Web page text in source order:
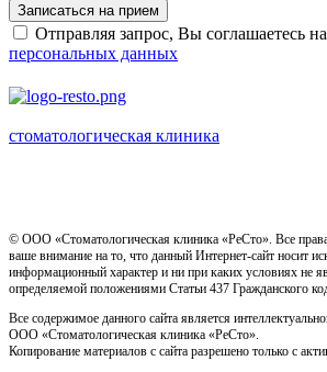
Записаться на прием
Отправляя запрос, Вы соглашаетесь на
персональных данных
стоматологическая клиника
© ООО «Стоматологическая клиника «РеСто». Все
ваше внимание на то, что данный Интернет-сайт носит
информационный характер и ни при каких условиях не
определяемой положениями Статьи 437 Гражданского
Все содержимое данного сайта является
ООО «Стоматологическая клиника «РеСто».
Копирование материалов с сайта разрешено только с